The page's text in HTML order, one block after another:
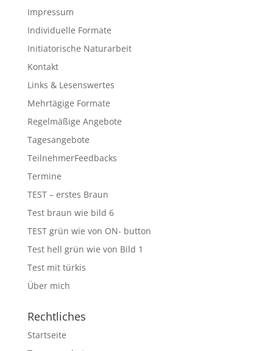
Impressum
Individuelle Formate
Initiatorische Naturarbeit
Kontakt
Links & Lesenswertes
Mehrtägige Formate
Regelmäßige Angebote
Tagesangebote
TeilnehmerFeedbacks
Termine
TEST – erstes Braun
Test braun wie bild 6
TEST grün wie von ON- button
Test hell grün wie von Bild 1
Test mit türkis
Über mich
Rechtliches
Startseite